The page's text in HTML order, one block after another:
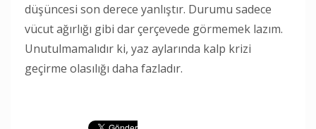
düşüncesi son derece yanlıştır. Durumu sadece
vücut ağırlığı gibi dar çerçevede görmemek lazım.
Unutulmamalıdır ki, yaz aylarında kalp krizi
geçirme olasılığı daha fazladır.